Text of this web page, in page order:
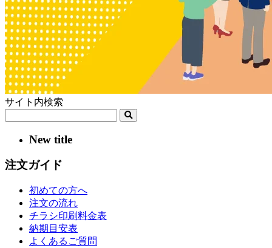
サイト内検索
New title
注文ガイド
初めての方へ
注文の流れ
チラシ印刷料金表
納期目安表
よくあるご質問